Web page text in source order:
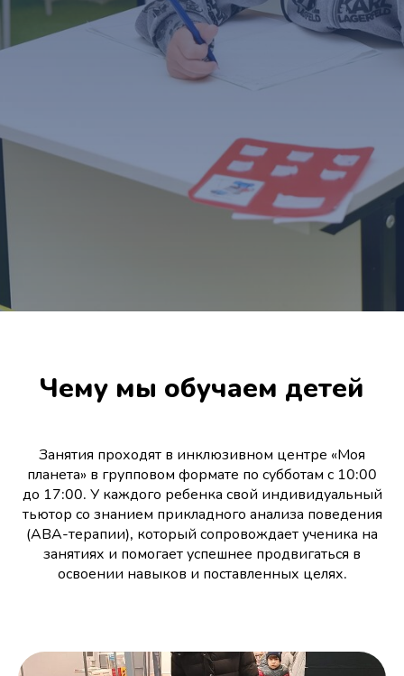
Чему мы обучаем детей
Занятия проходят в инклюзивном центре «Моя
планета» в групповом формате по субботам с 10:00
до 17:00. У каждого ребенка свой индивидуальный
тьютор со знанием прикладного анализа поведения
(АВА-терапии), который сопровождает ученика на
занятиях и помогает успешнее продвигаться в
освоении навыков и поставленных целях.